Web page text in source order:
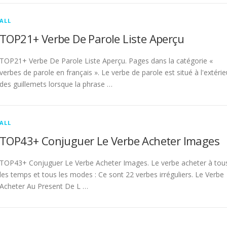
ALL
TOP21+ Verbe De Parole Liste Aperçu
TOP21+ Verbe De Parole Liste Aperçu. Pages dans la catégorie «
verbes de parole en français ». Le verbe de parole est situé à
des guillemets lorsque la phrase …
ALL
TOP43+ Conjuguer Le Verbe Acheter Images
TOP43+ Conjuguer Le Verbe Acheter Images. Le verbe acheter à
les temps et tous les modes : Ce sont 22 verbes irréguliers. Le Verbe
Acheter Au Present De L …